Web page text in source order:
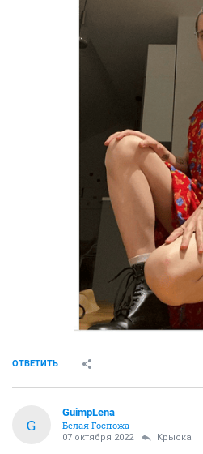
ОТВЕТИТЬ
G
GuimpLena
Белая Госпожа
07 октября 2022 Крыска